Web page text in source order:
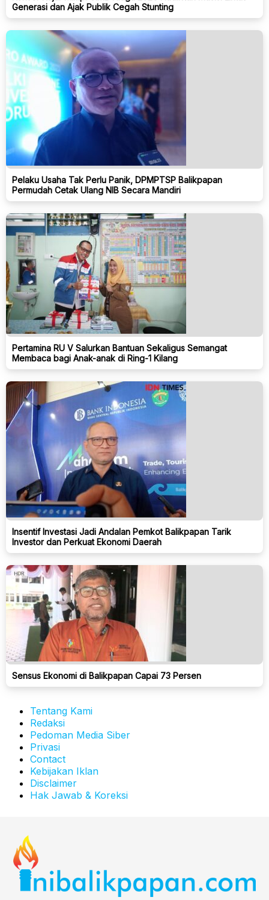
Generasi dan Ajak Publik Cegah Stunting
Pelaku Usaha Tak Perlu Panik, DPMPTSP Balikpapan
Permudah Cetak Ulang NIB Secara Mandiri
Pertamina RU V Salurkan Bantuan Sekaligus Semangat
Membaca bagi Anak-anak di Ring-1 Kilang
Insentif Investasi Jadi Andalan Pemkot Balikpapan Tarik
Investor dan Perkuat Ekonomi Daerah
Sensus Ekonomi di Balikpapan Capai 73 Persen
Tentang Kami
Redaksi
Pedoman Media Siber
Privasi
Contact
Kebijakan Iklan
Disclaimer
Hak Jawab & Koreksi